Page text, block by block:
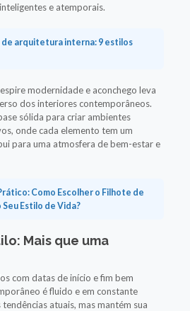
e atemporais.
de arquitetura interna: 9 estilos
modernidade e aconchego leva
dos interiores contemporâneos.
sólida para criar ambientes
onde cada elemento tem um
para uma atmosfera de bem-estar e
Como Escolher o Filhote de
Estilo de Vida?
Mais que uma
com datas de início e fim bem
é fluido e em constante
atuais, mas mantém sua